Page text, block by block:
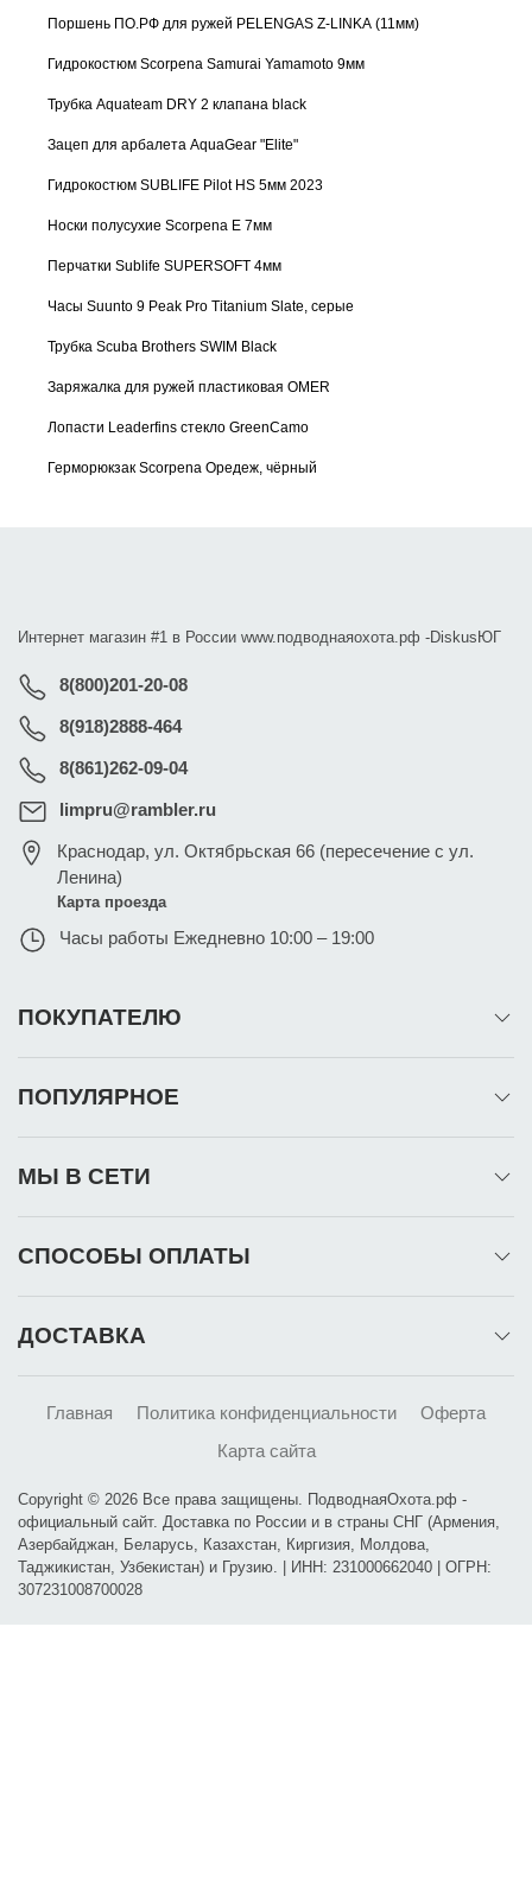
Поршень ПО.РФ для ружей PELENGAS Z-LINKA (11мм)
Гидрокостюм Scorpena Samurai Yamamoto 9мм
Трубка Aquateam DRY 2 клапана black
Зацеп для арбалета AquaGear "Elite"
Гидрокостюм SUBLIFE Pilot HS 5мм 2023
Носки полусухие Scorpena E 7мм
Перчатки Sublife SUPERSOFT 4мм
Часы Suunto 9 Peak Pro Titanium Slate, серые
Трубка Scuba Brothers SWIM Black
Заряжалка для ружей пластиковая OMER
Лопасти Leaderfins стекло GreenCamo
Герморюкзак Scorpena Оредеж, чёрный
Интернет магазин #1 в России www.подводнаяохота.рф -DiskusЮГ
8(800)201-20-08
8(918)2888-464
8(861)262-09-04
limpru@rambler.ru
Краснодар,ул. Октябрьская 66 (пересечение с ул.
Ленина)
Карта проезда
Часы работы Ежедневно 10:00 – 19:00
ПОКУПАТЕЛЮ
ПОПУЛЯРНОЕ
МЫ В СЕТИ
СПОСОБЫ ОПЛАТЫ
ДОСТАВКА
Главная Политика конфиденциальности
Оферта
Карта сайта
Copyright © 2026 Все права защищены. ПодводнаяОхота.рф -
официальный сайт. Доставка по России и в страны СНГ (Армения,
Азербайджан, Беларусь, Казахстан, Киргизия, Молдова,
Таджикистан, Узбекистан) и Грузию. | ИНН: 231000662040 | ОГРН:
307231008700028